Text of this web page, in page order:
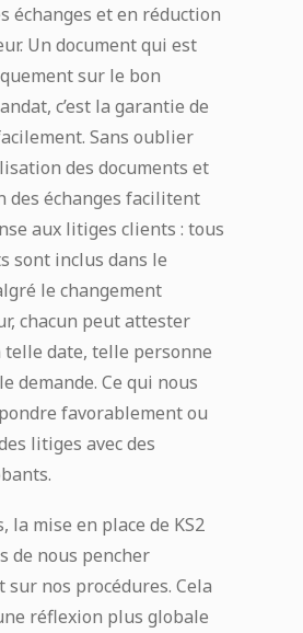
échanges et en réduction
Un document qui est
sur le bon
c’est la garantie de
Sans oublier
des documents et
des échanges facilitent
aux litiges clients : tous
sont inclus dans le
le changement
chacun peut attester
date, telle personne
demande. Ce qui nous
favorablement ou
litiges avec des
la mise en place de KS2
de nous pencher
sur nos procédures. Cela
réflexion plus globale